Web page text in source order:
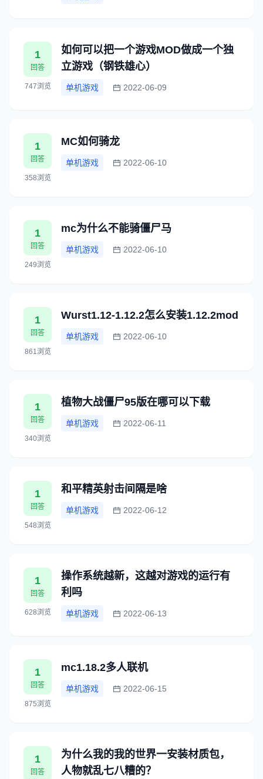
1
回答
747浏览
如何可以把一个游戏MOD做成一个独
立游戏（钢铁雄心）
单机游戏 2022-06-09
1
回答
358浏览
MC如何骑龙
单机游戏 2022-06-10
1
回答
249浏览
mc为什么不能骑僵尸马
单机游戏 2022-06-10
1
回答
861浏览
Wurst1.12-1.12.2怎么安装1.12.2mod
单机游戏 2022-06-10
1
回答
340浏览
植物大战僵尸95版在哪可以下载
单机游戏 2022-06-11
1
回答
548浏览
和平精英射击间隔是啥
单机游戏 2022-06-12
1
回答
628浏览
操作系统越新，这越对游戏的运行有
利吗
单机游戏 2022-06-13
1
回答
875浏览
mc1.18.2多人联机
单机游戏 2022-06-15
1
回答
为什么我的我的世界一安装材质包，
人物就乱七八糟的？